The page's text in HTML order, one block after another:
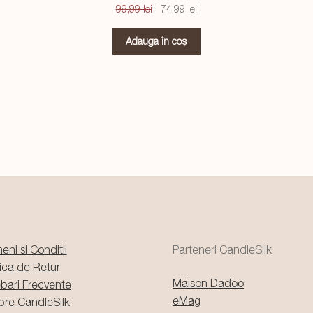
99,99lei
Prețul
a
fost:
74,99 lei
74,99 lei.
Adaugă în coș
si Conditii
de Retur
Frecvente
CandleSilk
Parteneri CandleSilk
Maison Dadoo
eMag